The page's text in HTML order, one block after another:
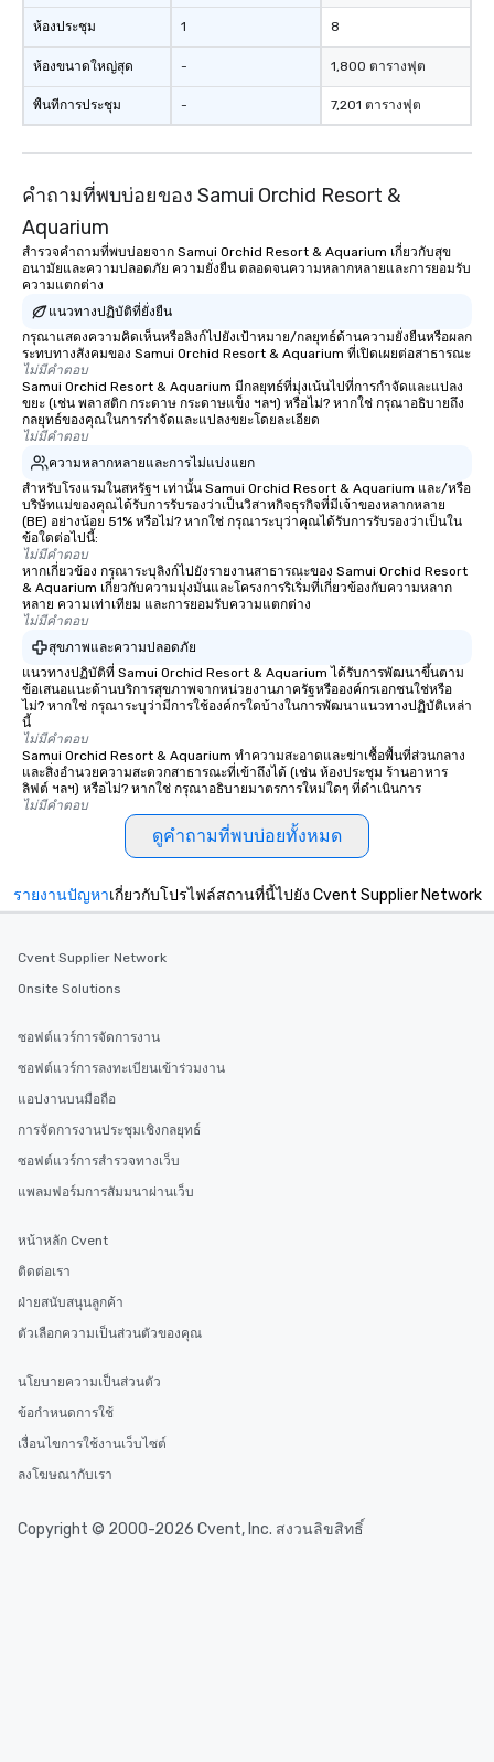
ห้องประชุม
ห้องขนาดใหญ่สุด
พื้นที่การประชุม
1
-
-
8
1,800 ตารางฟุต
7,201 ตารางฟุต
คำถามที่พบบ่อยของ Samui Orchid Resort &
Aquarium
สำรวจคำถามที่พบบ่อยจาก Samui Orchid Resort & Aquarium เกี่ยวกับสุข
อนามัยและความปลอดภัย ความยั่งยืน ตลอดจนความหลากหลายและการยอมรับ
ความแตกต่าง
แนวทางปฏิบัติที่ยั่งยืน
กรุณาแสดงความคิดเห็นหรือลิงก์ไปยังเป้าหมาย/กลยุทธ์ด้านความยั่งยืนหรือผลก
ระทบทางสังคมของ Samui Orchid Resort & Aquarium ที่เปิดเผยต่อสาธารณะ
ไม่มีคำตอบ
Samui Orchid Resort & Aquarium มีกลยุทธ์ที่มุ่งเน้นไปที่การกำจัดและแปลง
ขยะ (เช่น พลาสติก กระดาษ กระดาษแข็ง ฯลฯ) หรือไม่? หากใช่ กรุณาอธิบายถึง
กลยุทธ์ของคุณในการกำจัดและแปลงขยะโดยละเอียด
ไม่มีคำตอบ
ความหลากหลายและการไม่แบ่งแยก
สำหรับโรงแรมในสหรัฐฯ เท่านั้น Samui Orchid Resort & Aquarium และ/หรือ
บริษัทแม่ของคุณได้รับการรับรองว่าเป็นวิสาหกิจธุรกิจที่มีเจ้าของหลากหลาย
(BE) อย่างน้อย 51% หรือไม่? หากใช่ กรุณาระบุว่าคุณได้รับการรับรองว่าเป็นใน
ข้อใดต่อไปนี้:
ไม่มีคำตอบ
หากเกี่ยวข้อง กรุณาระบุลิงก์ไปยังรายงานสาธารณะของ Samui Orchid Resort
& Aquarium เกี่ยวกับความมุ่งมั่นและโครงการริเริ่มที่เกี่ยวข้องกับความหลาก
หลาย ความเท่าเทียม และการยอมรับความแตกต่าง
ไม่มีคำตอบ
สุขภาพและความปลอดภัย
แนวทางปฏิบัติที่ Samui Orchid Resort & Aquarium ได้รับการพัฒนาขึ้นตาม
ข้อเสนอแนะด้านบริการสุขภาพจากหน่วยงานภาครัฐหรือองค์กรเอกชนใช่หรือ
ไม่? หากใช่ กรุณาระบุว่ามีการใช้องค์กรใดบ้างในการพัฒนาแนวทางปฏิบัติเหล่า
นี้
ไม่มีคำตอบ
Samui Orchid Resort & Aquarium ทำความสะอาดและฆ่าเชื้อพื้นที่ส่วนกลาง
และสิ่งอำนวยความสะดวกสาธารณะที่เข้าถึงได้ (เช่น ห้องประชุม ร้านอาหาร
ลิฟต์ ฯลฯ) หรือไม่? หากใช่ กรุณาอธิบายมาตรการใหม่ใดๆ ที่ดำเนินการ
ไม่มีคำตอบ
ดูคำถามที่พบบ่อยทั้งหมด
รายงานปัญหาเกี่ยวกับโปรไฟล์สถานที่นี้ไปยัง Cvent Supplier Network
Cvent Supplier Network
Onsite Solutions
ซอฟต์แวร์การจัดการงาน
ซอฟต์แวร์การลงทะเบียนเข้าร่วมงาน
แอปงานบนมือถือ
การจัดการงานประชุมเชิงกลยุทธ์
ซอฟต์แวร์การสำรวจทางเว็บ
แพลมฟอร์มการสัมมนาผ่านเว็บ
หน้าหลัก Cvent
ติดต่อเรา
ฝ่ายสนับสนุนลูกค้า
ตัวเลือกความเป็นส่วนตัวของคุณ
นโยบายความเป็นส่วนตัว
ข้อกำหนดการใช้
เงื่อนไขการใช้งานเว็บไซต์
ลงโฆษณากับเรา
Copyright © 2000-2026 Cvent, Inc. สงวนลิขสิทธิ์